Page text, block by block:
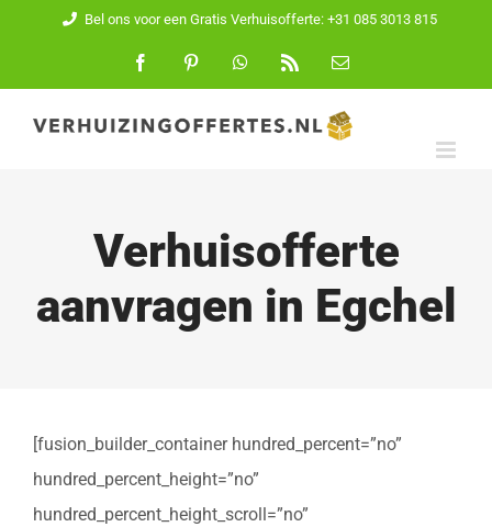
inhoud
Bel ons voor een Gratis Verhuisofferte: +31 085 3013 815
FacebookPinterest WhatsApp
E-
Verhuisofferte
aanvragen in Egchel
[fusion_builder_container hundred_percent=”no”
hundred_percent_height=”no”
hundred_percent_height_scroll=”no”